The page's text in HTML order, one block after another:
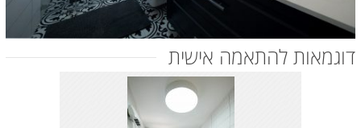
דוגמאות להתאמה אישית